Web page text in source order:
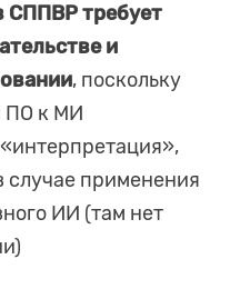
СППВР требует
и
, поскольку
ПО к МИ
случае применения
ИИ (там нет